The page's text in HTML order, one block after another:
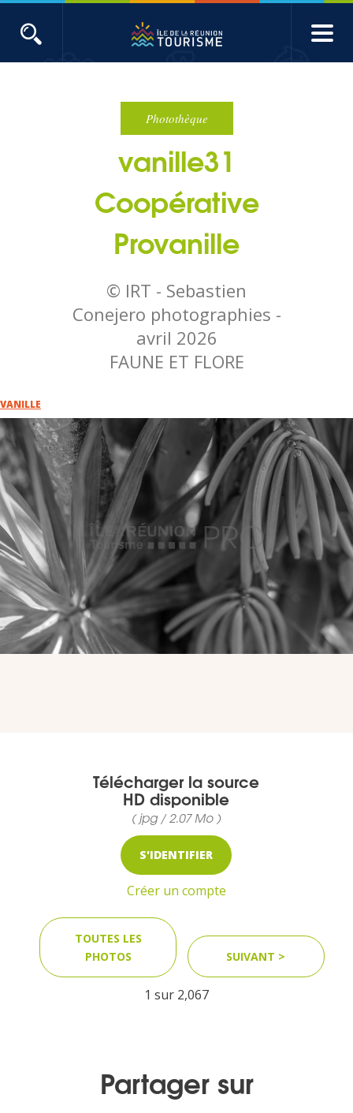
navigation
ACTUALITÉS
Produits touristiques
Etudes et indicateurs
Voyages de presse
Toute l'actualité
Organisateur de voyage
Journaliste
L'IRT
Qui sommes nous
Planning actions IRT
Photothèque
Documents
Top
CONTACT
Photothèque
vanille31
Coopérative
Provanille
© IRT - Sebastien
Conejero photographies -
avril 2026
FAUNE ET FLORE
VANILLE
Télécharger la source
HD disponible
( jpg / 2.07 Mo )
S'IDENTIFIER
Créer un compte
TOUTES LES
PHOTOS
SUIVANT >
1 sur 2,067
Partager sur